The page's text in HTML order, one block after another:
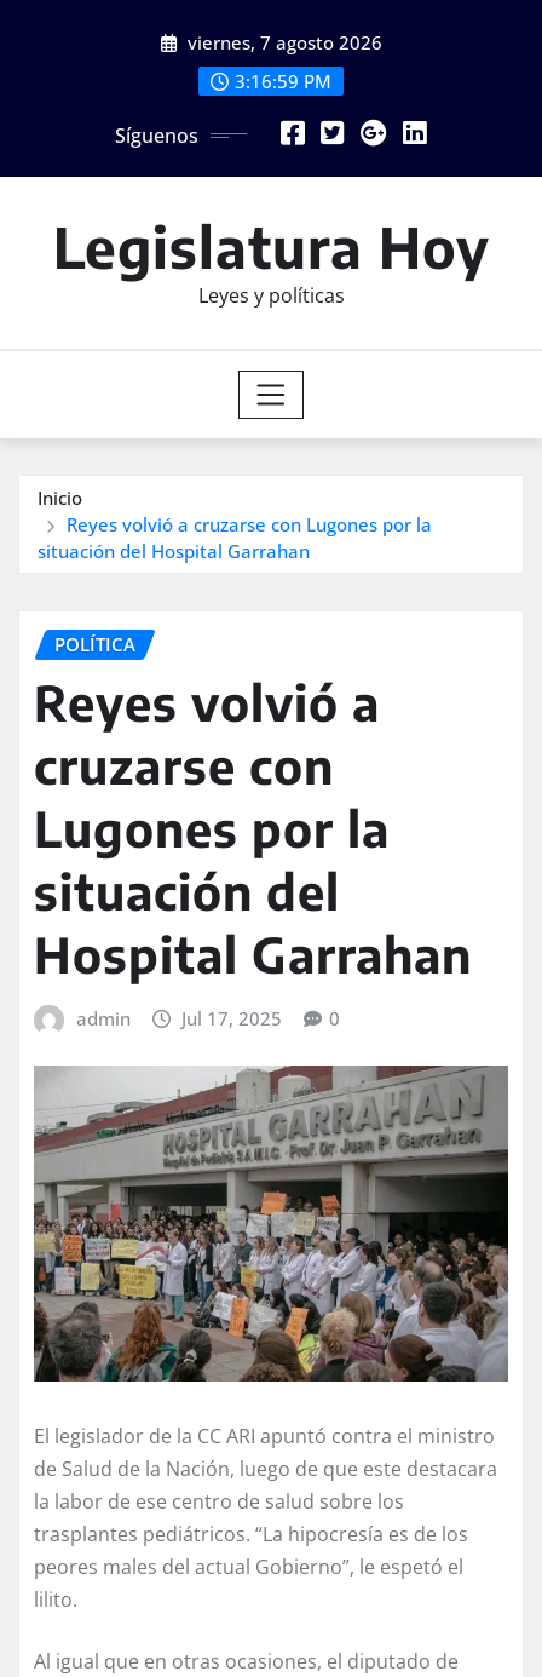
viernes, 7 agosto 2026
3:17:01 PM
Síguenos
Legislatura Hoy
Leyes y políticas
Inicio
Reyes volvió a cruzarse con Lugones por la
situación del Hospital Garrahan
POLÍTICA
Reyes volvió a
cruzarse con
Lugones por la
situación del
Hospital Garrahan
admin Jul 17, 2025 0
El legislador de la CC ARI apuntó contra el ministro
de Salud de la Nación, luego de que este destacara
la labor de ese centro de salud sobre los
trasplantes pediátricos. “La hipocresía es de los
peores males del actual Gobierno”, le espetó el
lilito.
Al igual que en otras ocasiones, el diputado de